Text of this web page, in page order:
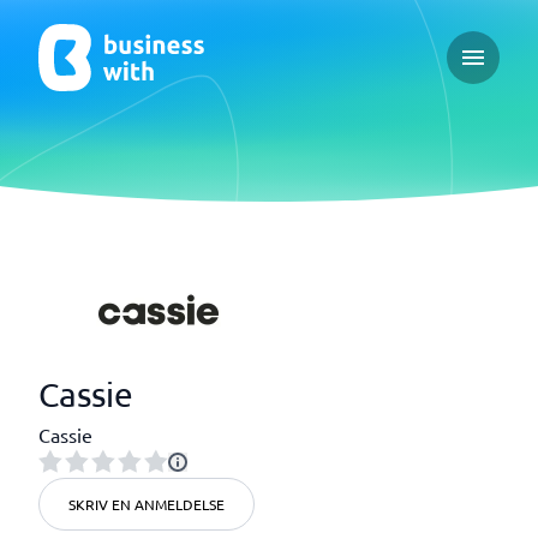
Open
Cassie
Cassie
SKRIV EN ANMELDELSE